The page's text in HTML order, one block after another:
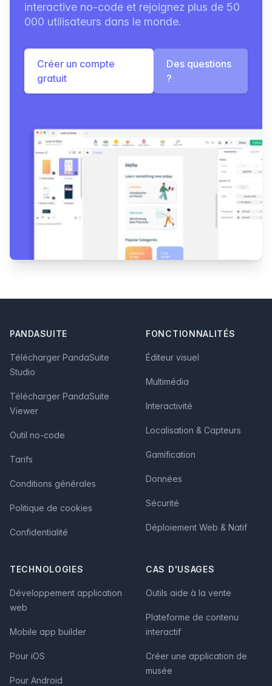
interactive no-code et rejoignez plus de 50
000 utilisateurs dans le monde.
Créer un compte
gratuit
Des questions
?
PANDASUITE
Télécharger PandaSuite
Studio
Télécharger PandaSuite
Viewer
Outil no-code
Tarifs
Conditions générales
Politique de cookies
Confidentialité
FONCTIONNALITÉS
Éditeur visuel
Multimédia
Interactivité
Localisation & Capteurs
Gamification
Données
Sécurité
Déploiement Web & Natif
TECHNOLOGIES
Développement application
web
Mobile app builder
Pour iOS
Pour Android
CAS D'USAGES
Outils aide à la vente
Plateforme de contenu
interactif
Créer une application de
musée